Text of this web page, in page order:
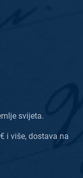
svijeta.
i više, dostava na